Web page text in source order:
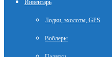
Инвентарь
Лодки, эхолоты, GPS
Воблеры